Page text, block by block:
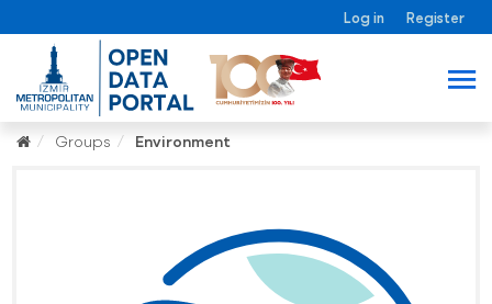
Log in Register
Groups Environment